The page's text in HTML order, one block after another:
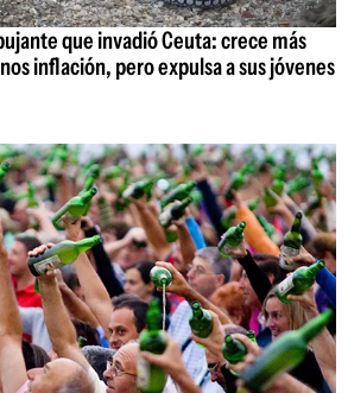
que invadió Ceuta: crece más
inflación, pero expulsa a sus jóvenes